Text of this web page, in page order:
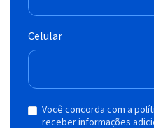
Celular
Você concorda com a
receber informações